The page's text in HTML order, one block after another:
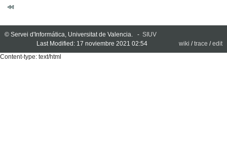
© Servei d'Informática, Universitat de Valencia. - SIUV
Last Modified: 17 noviembre 2021 02:54
wiki /trace /edit
Content-type: text/html